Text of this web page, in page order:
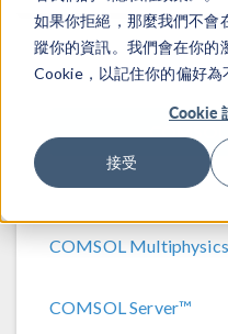
如果你拒絕，那麼我們不會
蹤你的資訊。我們會在你的
Cookie，以記住你的偏好為
Cookie
接受
COMSOL Multiphysics
COMSOL Server™